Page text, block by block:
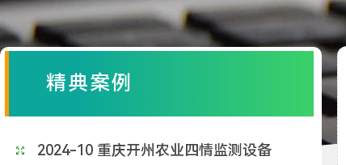
精典案例
2024-10 重庆开州农业四情监测设备